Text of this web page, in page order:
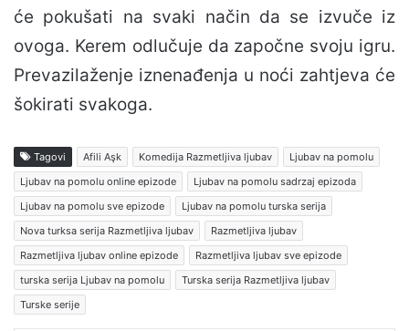
će pokušati na svaki način da se izvuče iz
ovoga. Kerem odlučuje da započne svoju igru.
Prevazilaženje iznenađenja u noći zahtjeva će
šokirati svakoga.
Tagovi Afili Aşk Komedija Razmetljiva ljubav
Ljubav na pomolu
Ljubav na pomolu online epizode
Ljubav na pomolu sadrzaj epizoda
Ljubav na pomolu sve epizode
Ljubav na pomolu turska serija
Nova turksa serija Razmetljiva ljubav
Razmetljiva ljubav
Razmetljiva ljubav online epizode
Razmetljiva ljubav sve epizode
turska serija Ljubav na pomolu
Turska serija Razmetljiva ljubav
Turske serije